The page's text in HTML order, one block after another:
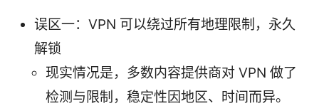
误区一：VPN 可以绕过所有地理限制，永久
解锁
现实情况是，多数内容提供商对 VPN 做了
检测与限制，稳定性因地区、时间而异。